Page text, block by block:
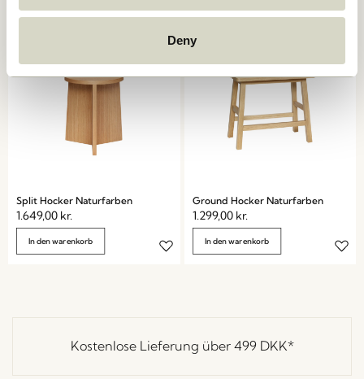
Deny
Split Hocker Naturfarben
1.649,00 kr.
In den warenkorb
Ground Hocker Naturfarben
1.299,00 kr.
In den warenkorb
Kostenlose Lieferung über 499 DKK*